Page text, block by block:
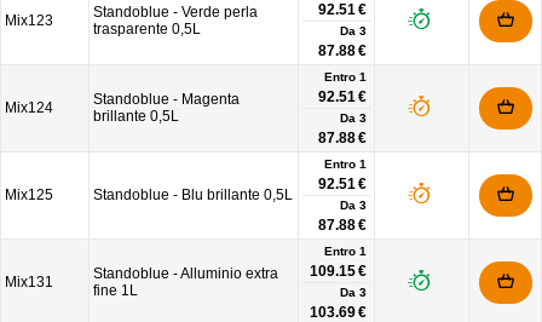
Mix123
Standoblue - Verde perla
trasparente 0,5L
92.51 €
Da 3
87.88 €
Mix124
Standoblue - Magenta
brillante 0,5L
Entro 1
92.51 €
Da 3
87.88 €
Mix125 Standoblue - Blu brillante 0,5L
Entro 1
92.51 €
Da 3
87.88 €
Mix131
Standoblue - Alluminio extra
fine 1L
Entro 1
109.15 €
Da 3
103.69 €